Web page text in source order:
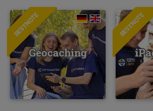
BESTNOTE
Geocaching
BESTNOTE